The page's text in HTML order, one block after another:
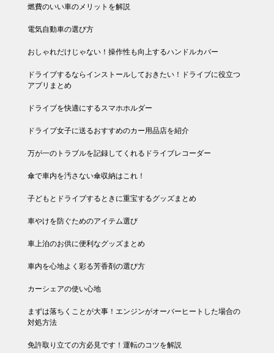
燃費のいい車のメリットを解説
電気自動車の選び方
おしゃれだけじゃない！操作性も向上するハンドルカバー
ドライブするならインストールしておきたい！ドライブに役立つ
アプリまとめ
ドライブを快適にするスマホホルダー
ドライブ女子に送るおすすめのカー用品店を紹介
万が一のトラブルを記録してくれるドライブレコーダー
傘で車内を汚さない傘収納はこれ！
子どもとドライブするときに重宝するグッズまとめ
車やけを防ぐためのアイテム選び
車上泊のお供に便利なグッズまとめ
車内を心地よく彩る芳香剤の選び方
カーシェアの使い心地
まずは落ちくことが大事！エンジンがオーバーヒートした場合の
対処方法
免許取り立ての方必見です！運転のコツを解説